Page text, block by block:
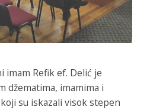
imam Refik ef. Delić je
džematima, imamima i
su iskazali visok stepen